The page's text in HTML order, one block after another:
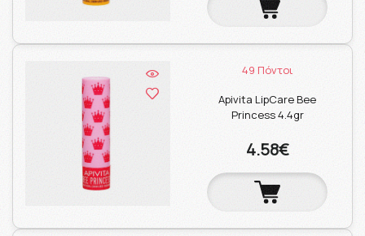
49 Πόντοι
Apivita LipCare Bee
Princess 4.4gr
4.58€